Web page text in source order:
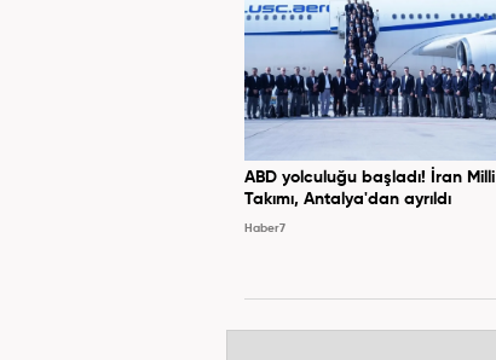
ABD yolculuğu başladı! İran Milli
Takımı, Antalya'dan ayrıldı
Haber7